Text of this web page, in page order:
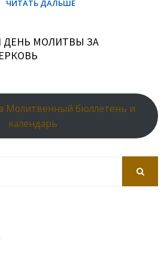
МОЛИТВЫ ЗА
Молитвенный бюллетень и
календарь